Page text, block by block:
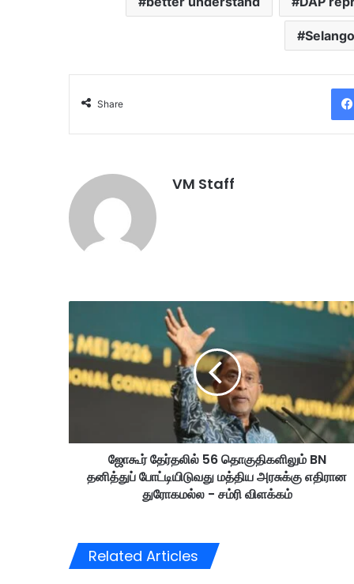
Share
VM Staff
ர்
தே
ர்
5
தொ
ளி
லு
ஜோகூர் தேர்தலில் 56 தொகுதிகளிலும் BN
தனித்துப் போட்டியிடுவது மத்திய அரசுக்கு எதிரான
துரோகமல்ல - சம்ரி விளக்கம்
Related Articles